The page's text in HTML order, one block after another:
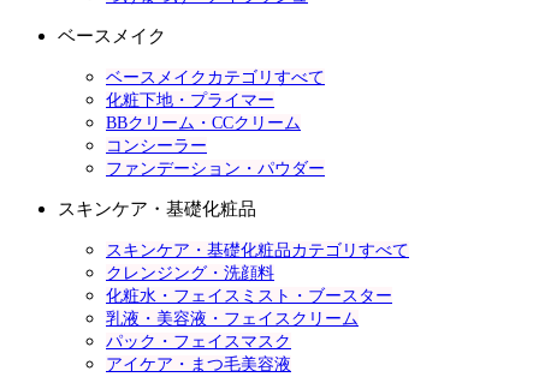
ベースメイク
ベースメイクカテゴリすべて
化粧下地・プライマー
BBクリーム・CCクリーム
コンシーラー
ファンデーション・パウダー
スキンケア・基礎化粧品
スキンケア・基礎化粧品カテゴリすべて
クレンジング・洗顔料
化粧水・フェイスミスト・ブースター
乳液・美容液・フェイスクリーム
パック・フェイスマスク
アイケア・まつ毛美容液